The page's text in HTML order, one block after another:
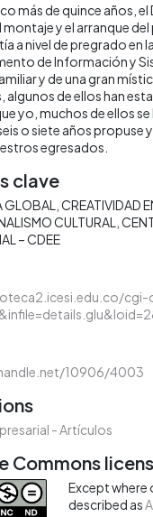
más de quince años,
montaje y el arranque
a nivel de pregrado en
de Información y
y de una gran
de ellos han
yo, muchos de ellos
o siete años propuse
egresados.
clave
CREATIVIDAD
CULTURAL
– CDEE
cgi-
10906/4003
- Artículos
Commons
Except where
described as